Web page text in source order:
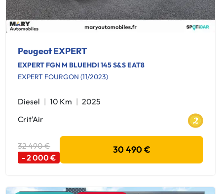
Peugeot EXPERT
EXPERT FGN M BLUEHDI 145 S&S EAT8
EXPERT FOURGON (11/2023)
Diesel 10 Km
2025
Crit'Air
32 490 €
- 2 000 €
30 490 €